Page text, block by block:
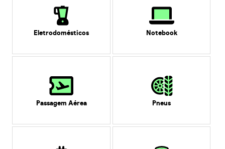
Eletrodomésticos Notebook
Passagem Aérea Pneus